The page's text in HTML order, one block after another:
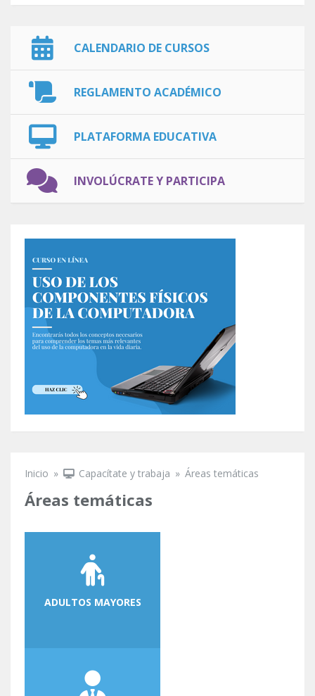
CALENDARIO DE CURSOS
REGLAMENTO ACADÉMICO
PLATAFORMA EDUCATIVA
INVOLÚCRATE Y PARTICIPA
Se encuentra usted aquí
Inicio » Capacítate y trabaja » Áreas temáticas
Áreas temáticas
ADULTOS MAYORES